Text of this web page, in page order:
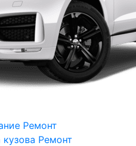
Ремонт
Ремонт